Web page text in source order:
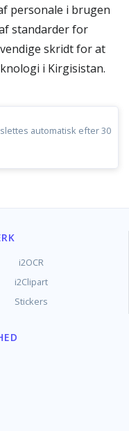
personale i brugen
standarder for
skridt for at
i Kirgisistan.
automatisk efter 30
i2OCR
i2Clipart
Stickers